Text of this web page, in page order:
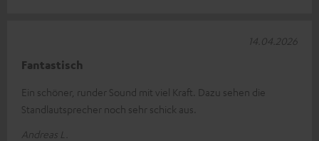
Fantastisch
Ein schöner, runder Sound mit viel Kraft. Dazu sehen die
Standlautsprecher noch sehr schick aus.
Andreas L.
14.04.2026